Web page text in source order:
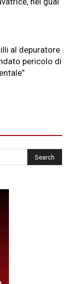
al depuratore
pericolo di